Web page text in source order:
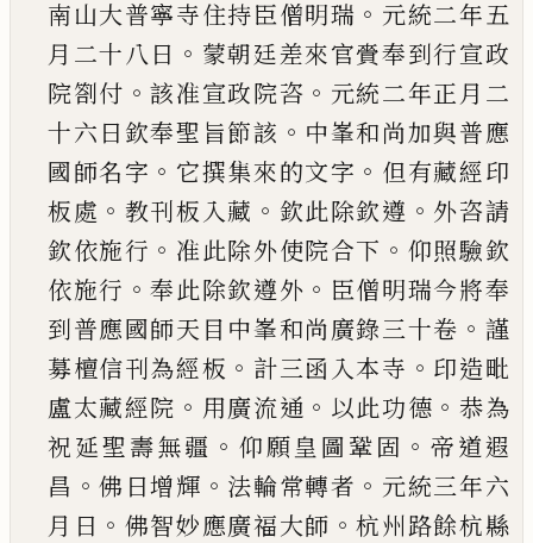
南山大普寧寺住持臣僧明瑞 。 元統二年五
月二十八日 。 蒙朝廷差來官賫奉到行宣政
院劄付 。該准宣政院咨 。 元統二年正月二
十六日欽奉聖旨節該 。 中峯和尚加與普應
國師名字 。 它撰集來的文字 。 但有藏經印
板處 。 教刊板入藏 。 欽此除欽遵 。 外咨請
欽依施行 。 准此除外使院合下 。 仰照驗欽
依施行 。奉此除欽遵外 。 臣僧明瑞今將奉
到普應國師天目中峯和尚廣錄三十卷 。 謹
募檀信刊為經板 。 計三函入本寺 。 印造毗
盧太藏經院 。 用廣流通 。 以此功德 。 恭為
祝延聖壽無疆 。 仰願皇圖鞏固 。 帝道遐
昌 。佛日增輝 。 法輪常轉者 。 元統三年六
月日 。 佛智妙應廣福大師 。杭州路餘杭縣